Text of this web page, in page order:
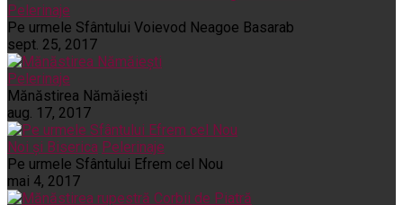
Pelerinaje
Pe urmele Sfântului Voievod Neagoe Basarab
sept. 25, 2017
Pelerinaje
Mănăstirea Nămăiești
aug. 17, 2017
Noi și Biserica Pelerinaje
Pe urmele Sfântului Efrem cel Nou
mai 4, 2017